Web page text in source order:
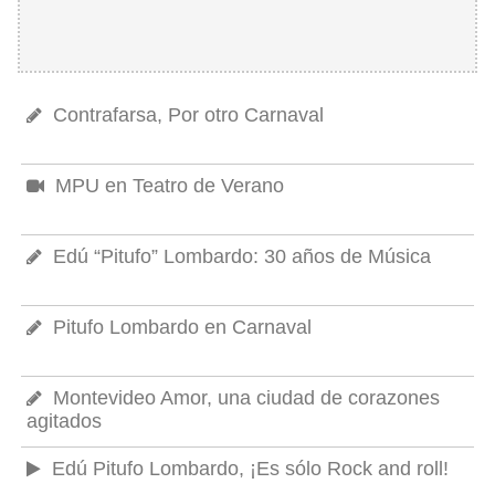
Contrafarsa, Por otro Carnaval
MPU en Teatro de Verano
Edú “Pitufo” Lombardo: 30 años de Música
Pitufo Lombardo en Carnaval
Montevideo Amor, una ciudad de corazones
agitados
Edú Pitufo Lombardo, ¡Es sólo Rock and roll!